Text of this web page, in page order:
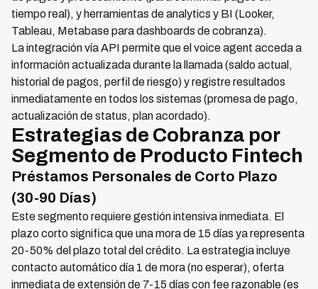
tiempo real), y herramientas de analytics y BI (Looker,
Tableau, Metabase para dashboards de cobranza).
La integración vía API permite que el voice agent acceda a
información actualizada durante la llamada (saldo actual,
historial de pagos, perfil de riesgo) y registre resultados
inmediatamente en todos los sistemas (promesa de pago,
actualización de status, plan acordado).
Estrategias de Cobranza por
Segmento de Producto Fintech
Préstamos Personales de Corto Plazo
(30-90 Días)
Este segmento requiere gestión intensiva inmediata. El
plazo corto significa que una mora de 15 días ya representa
20-50% del plazo total del crédito. La estrategia incluye
contacto automático día 1 de mora (no esperar), oferta
inmediata de extensión de 7-15 días con fee razonable (es